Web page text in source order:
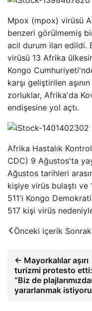
Mpox (mpox) virüsü
benzeri görülmemiş
acil durum ilan edildi.
virüsü 13 Afrika
Kongo
karşı geliştirilen
zorluklar, Afrika'da
endişesine yol açtı.
Afrika Hastalık
CDC) 9 Ağustos'ta
Ağustos tarihleri
kişiye virüs bulaştı ve
511'i Kongo
517 kişi virüs
Önceki içerik
← Mayorkalılar aşırı
turizmi protesto etti:
“Biz de
yararlanmak